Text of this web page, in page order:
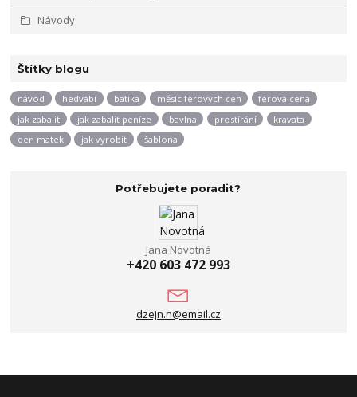
Návody
Štítky blogu
návod hedvábí batika měsíc férových cen
férová cena
jak zabalit
jak zabalit peníze bavlna prostírání
kravata
den matek
jak vyrobit šablona
Potřebujete poradit?
Jana Novotná
+420 603 472 993
dzejn.n@email.cz